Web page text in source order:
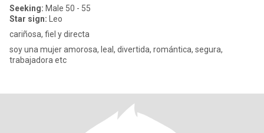
Seeking: Male 50 - 55
Star sign: Leo
cariñosa, fiel y directa
soy una mujer amorosa, leal, divertida, romántica, segura,
trabajadora etc